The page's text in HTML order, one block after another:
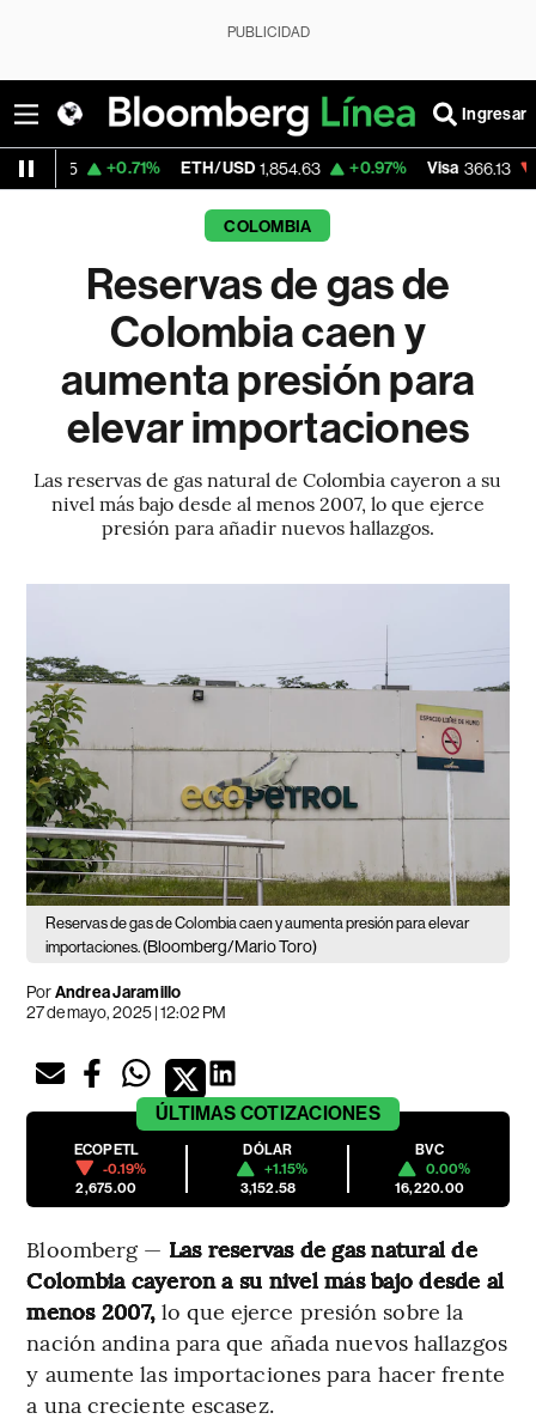
PUBLICIDAD
Ingresar
+0.71% ETH/USD 1,854.63 +0.97% Visa 366.13 -0.04%
COLOMBIA
Reservas de gas de
Colombia caen y
aumenta presión para
elevar importaciones
Las reservas de gas natural de Colombia cayeron a su
nivel más bajo desde al menos 2007, lo que ejerce
presión para añadir nuevos hallazgos.
Reservas de gas de Colombia caen y aumenta presión para elevar
importaciones. (Bloomberg/Mario Toro)
PorAndrea Jaramillo
27 de mayo, 2025 | 12:02 PM
ÚLTIMAS COTIZACIONES
ECOPETL
-0.19%
2,675.00
DÓLAR
+1.15%
3,152.58
BVC
0.00%
16,220.00
Bloomberg — Las reservas de gas natural de
Colombia cayeron a su nivel más bajo desde al
menos 2007, lo que ejerce presión sobre la
nación andina para que añada nuevos hallazgos
y aumente las importaciones para hacer frente
a una creciente escasez.